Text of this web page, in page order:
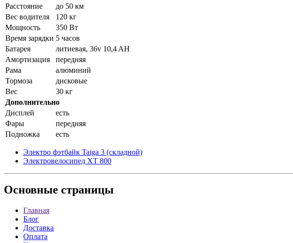
Расстояние
до 50 км
Вес водителя
120 кг
Мощность
350 Вт
Время зарядки 5 часов
Батарея
литиевая, 36v 10,4 AH
Амортизация
передняя
Рама
алюминий
Тормоза
дисковые
Вес
30 кг
Дополнительно
Дисплей
есть
Фары
передняя
Подножка
есть
Электро фэтбайк Taiga 3 (складной)
Электровелосипед XT 800
Основные страницы
Главная
Блог
Доставка
Оплата